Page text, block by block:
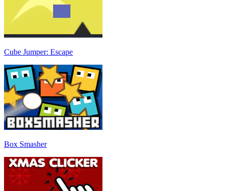
Cube Jumper: Escape
Box Smasher